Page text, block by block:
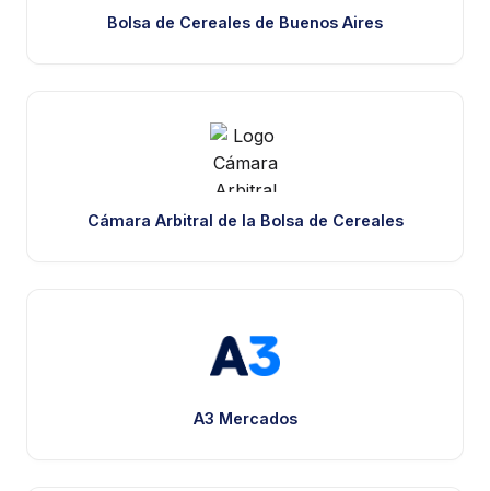
Bolsa de Cereales de Buenos Aires
Cámara Arbitral de la Bolsa de Cereales
A3 Mercados